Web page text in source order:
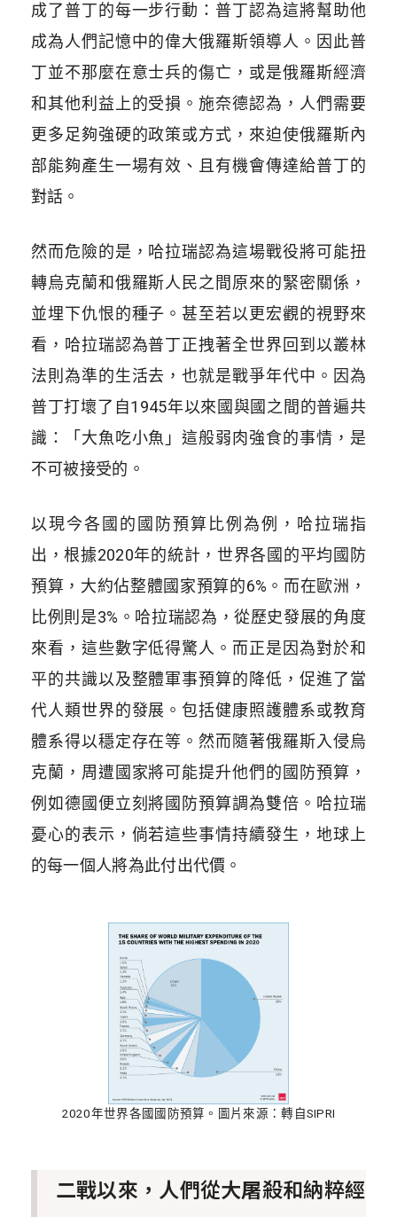
成了普丁的每一步行動：普丁認為這將幫助他
成為人們記憶中的偉大俄羅斯領導人。因此普
丁並不那麼在意士兵的傷亡，或是俄羅斯經濟
和其他利益上的受損。施奈德認為，人們需要
更多足夠強硬的政策或方式，來迫使俄羅斯內
部能夠產生一場有效、且有機會傳達給普丁的
對話。
然而危險的是，哈拉瑞認為這場戰役將可能扭
轉烏克蘭和俄羅斯人民之間原來的緊密關係，
並埋下仇恨的種子。甚至若以更宏觀的視野來
看，哈拉瑞認為普丁正拽著全世界回到以叢林
法則為準的生活去，也就是戰爭年代中。因為
普丁打壞了自1945年以來國與國之間的普遍共
識：「大魚吃小魚」這般弱肉強食的事情，是
不可被接受的。
以現今各國的國防預算比例為例，哈拉瑞指
出，根據2020年的統計，世界各國的平均國防
預算，大約佔整體國家預算的6% 。而在歐洲，
比例則是3% 。哈拉瑞認為，從歷史發展的角度
來看，這些數字低得驚人。而正是因為對於和
平的共識以及整體軍事預算的降低，促進了當
代人類世界的發展。包括健康照護體系或教育
體系得以穩定存在等。然而隨著俄羅斯入侵烏
克蘭，周遭國家將可能提升他們的國防預算，
例如德國便立刻將國防預算調為雙倍。哈拉瑞
憂心的表示，倘若這些事情持續發生，地球上
的每一個人將為此付出代價。
2020年世界各國國防預算。圖片來源：轉自SIPRI
二戰以來，人們從大屠殺和納粹經